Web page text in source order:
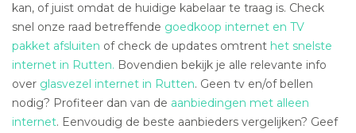
kan, of juist omdat de huidige kabelaar te traag is. Check
snel onze raad betreffende goedkoop internet en TV
pakket afsluiten of check de updates omtrent het snelste
internet in Rutten. Bovendien bekijk je alle relevante info
over glasvezel internet in Rutten. Geen tv en/of bellen
nodig? Profiteer dan van de aanbiedingen met alleen
internet. Eenvoudig de beste aanbieders vergelijken? Geef